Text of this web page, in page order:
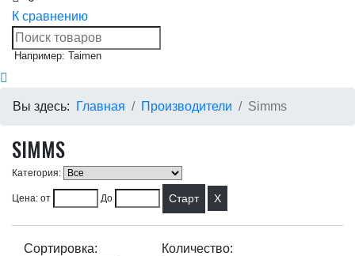
К сравнению
Например: Taimen
Вы здесь: Главная Производители Simms
SIMMS
Категория:
Цена: от До X
Сортировка:
Количество: